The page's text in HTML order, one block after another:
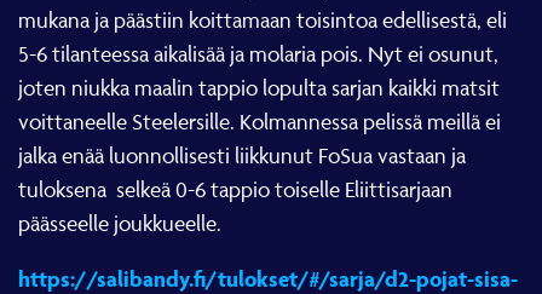
mukana ja päästiin koittamaan toisintoa edellisestä, eli
5-6 tilanteessa aikalisää ja molaria pois. Nyt ei osunut,
joten niukka maalin tappio lopulta sarjan kaikki matsit
voittaneelle Steelersille. Kolmannessa pelissä meillä ei
jalka enää luonnollisesti liikkunut FoSua vastaan ja
tuloksena selkeä 0-6 tappio toiselle Eliittisarjaan
päässeelle joukkueelle.
https://salibandy.fi/tulokset/#/sarja/d2-pojat-sisa-